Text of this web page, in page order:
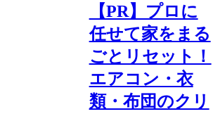
【PR】プロに
任せて家をまる
ごとリセット！
エアコン・衣
類・布団のクリ